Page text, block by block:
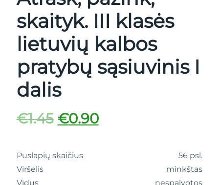
skaityk. III klasės
lietuvių kalbos
pratybų sąsiuvinis I
dalis
€1.45 €0.90
Puslapių skaičius
56 psl.
Viršelis
minkštas
Vidus
nespalvotos